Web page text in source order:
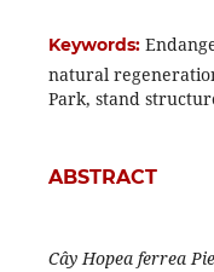
Keywords:
natural
Park, stand
ABSTRACT
Cây Hopea ferrea